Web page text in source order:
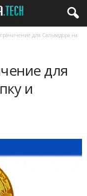
для Сальвадора на
для
и